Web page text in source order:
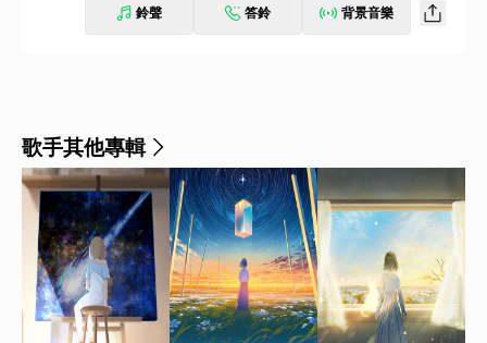
鈴聲 答鈴 背景音樂
歌手其他專輯